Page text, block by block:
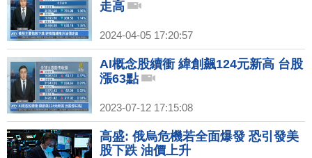
走高
2024-04-05 17:20:57
AI概念股續衝 緯創飆124元新高 台股
漲63點
2023-07-12 17:15:08
高盛: 俄烏危機若全面爆發 恐引發美
股下跌 油價上升